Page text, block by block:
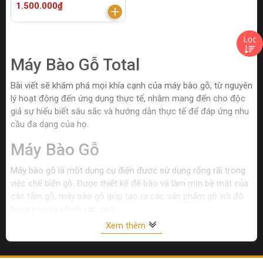
1.500.000₫
Máy Bào Gỗ Total
Bài viết sẽ khám phá mọi khía cạnh của máy bào gỗ, từ nguyên
lý hoạt động đến ứng dụng thực tế, nhằm mang đến cho độc
giả sự hiểu biết sâu sắc và hướng dẫn thực tế để đáp ứng nhu
cầu đa dạng của họ.
Máy Bào Gỗ
Máy bào gỗ là một dụng cụ điện được sử dụng rộng rãi trong
việc chế biến gỗ. Được thiết kế để bào và làm mịn bề mặt của
các tấm gỗ, máy bào gỗ giúp tạo ra các sản phẩm gỗ với độ
Xem thêm